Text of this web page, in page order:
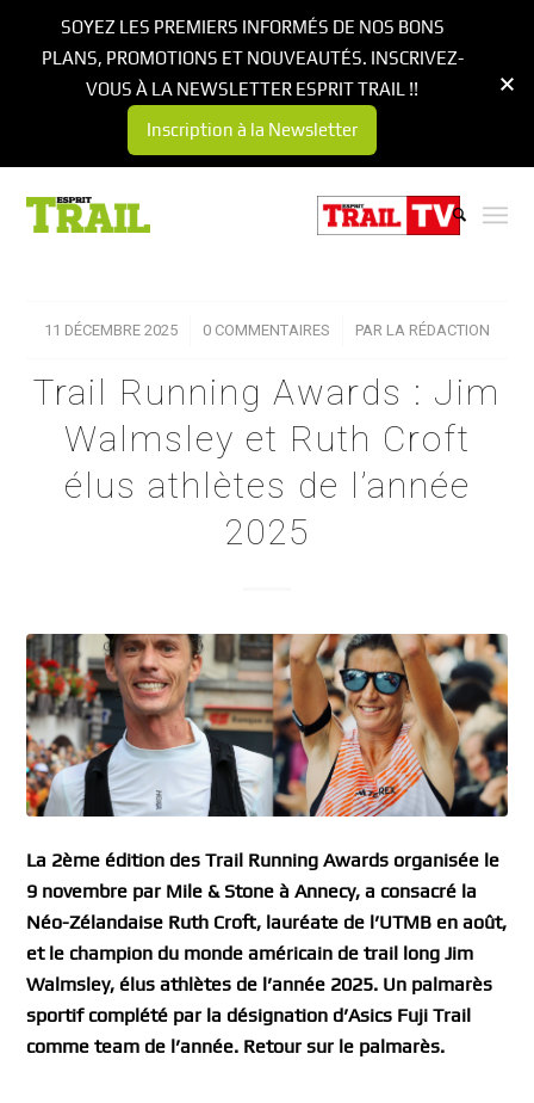
11 DÉCEMBRE 2025
/ 0 COMMENTAIRES
/ PAR LA RÉDACTION
Trail Running Awards : Jim
Walmsley et Ruth Croft
élus athlètes de l’année
2025
La 2ème édition des Trail Running Awards organisée le
9 novembre par Mile & Stone à Annecy, a consacré la
Néo-Zélandaise Ruth Croft, lauréate de l’UTMB en août,
et le champion du monde américain de trail long Jim
Walmsley, élus athlètes de l’année 2025. Un palmarès
sportif complété par la désignation d’Asics Fuji Trail
comme team de l’année. Retour sur le palmarès.
SOYEZ LES PREMIERS INFORMÉS DE NOS BONS
PLANS, PROMOTIONS ET NOUVEAUTÉS. INSCRIVEZ-
VOUS À LA NEWSLETTER ESPRIT TRAIL !!
Inscription à la Newsletter